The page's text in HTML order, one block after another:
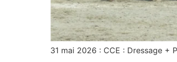
31 mai 2026 : CCE : Dressage +